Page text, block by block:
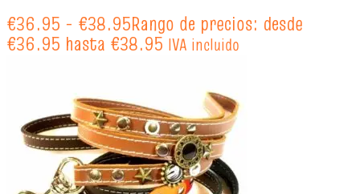
€36.95 - €38.95Rango de precios: desde
€36.95 hasta €38.95 IVA incluido